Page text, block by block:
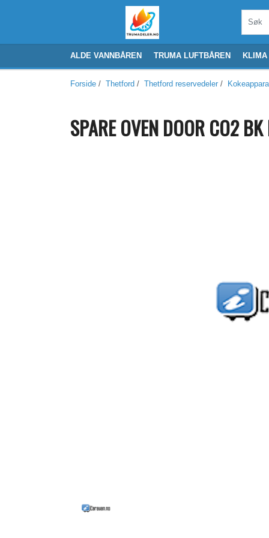
ALDE VANNBÅREN TRUMA LUFTBÅREN KLIMA
Forside / Thetford / Thetford reservedeler /
SPARE OVEN DOOR CO2